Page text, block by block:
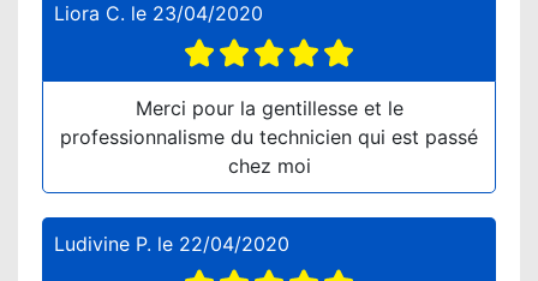
Liora C. le 23/04/2020
Merci pour la gentillesse et le
professionnalisme du technicien qui est passé
chez moi
Ludivine P. le 22/04/2020